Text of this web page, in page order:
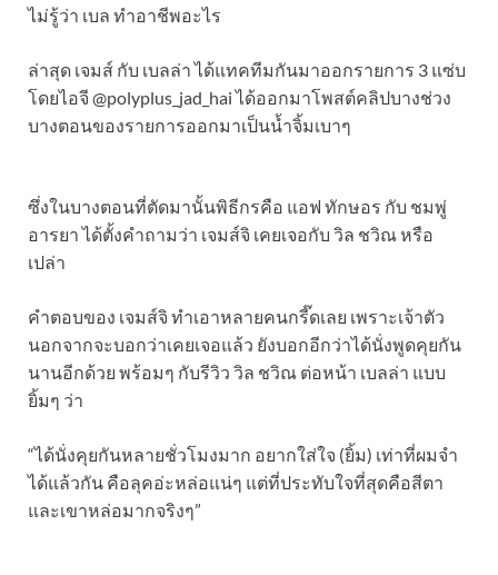
ไม่รู้ว่า เบล ทำอาชีพอะไร
ล่าสุด เจมส์ กับ เบลล่า ได้แทคทีมกันมาออกรายการ 3 แซ่บ
โดยไอจี @polyplus_jad_hai ได้ออกมาโพสต์คลิปบางช่วง
บางตอนของรายการออกมาเป็นน้ำจิ้มเบาๆ
ซึ่งในบางตอนที่ตัดมานั้นพิธีกรคือ แอฟ ทักษอร กับ ชมพู่
อารยา ได้ตั้งคำถามว่า เจมส์จิ เคยเจอกับ วิล ชวิณ หรือ
เปล่า
คำตอบของ เจมส์จิ ทำเอาหลายคนกรี๊ดเลย เพราะเจ้าตัว
นอกจากจะบอกว่าเคยเจอแล้ว ยังบอกอีกว่าได้นั่งพูดคุยกัน
นานอีกด้วย พร้อมๆ กับรีวิว วิล ชวิณ ต่อหน้า เบลล่า แบบ
ยิ้มๆ ว่า
“ได้นั่งคุยกันหลายชั่วโมงมาก อยากใส่ใจ (ยิ้ม) เท่าที่ผมจำ
ได้แล้วกัน คือลุคอ่ะหล่อแน่ๆ แต่ที่ประทับใจที่สุดคือสีตา
และเขาหล่อมากจริงๆ”